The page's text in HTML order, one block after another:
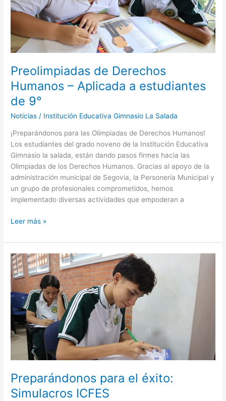
Preolimpiadas de Derechos
Humanos – Aplicada a estudiantes
de 9°
Noticias / Institución Educativa Gimnasio La Salada
¡Preparándonos para las Olimpiadas de Derechos Humanos!
Los estudiantes del grado noveno de la Institución Educativa
Gimnasio la salada, están dando pasos firmes hacia las
Olimpiadas de los Derechos Humanos. Gracias al apoyo de la
administración municipal de Segovia, la Personería Municipal y
un grupo de profesionales comprometidos, hemos
implementado diversas actividades que empoderan a
Aplicada
de
9°
Leer más »
Preparándonos para el éxito:
Simulacros ICFES
Preparándonos
para
el
éxito:
Simulacros
ICFES